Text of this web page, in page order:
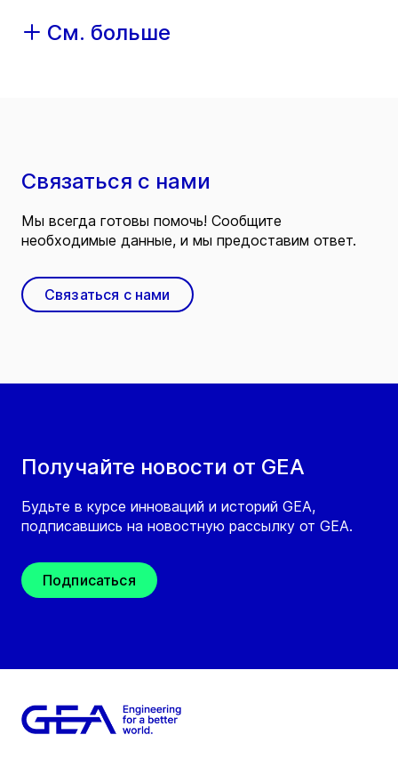
См. больше
Получайте новости от GEA
Будьте в курсе инноваций и историй GEA,
подписавшись на новостную рассылку от GEA.
Подписаться
Связаться с нами
Мы всегда готовы помочь! Сообщите
необходимые данные, и мы предоставим ответ.
Связаться с нами